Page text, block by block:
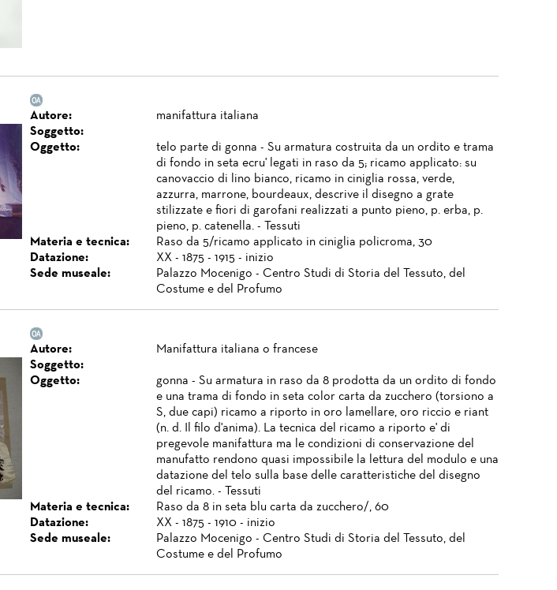
Autore:
manifattura italiana
Soggetto:
Oggetto:
telo parte di gonna - Su armatura costruita da un ordito e trama
di fondo in seta ecru' legati in raso da 5; ricamo applicato: su
canovaccio di lino bianco, ricamo in ciniglia rossa, verde,
azzurra, marrone, bourdeaux, descrive il disegno a grate
stilizzate e fiori di garofani realizzati a punto pieno, p. erba, p.
pieno, p. catenella. - Tessuti
Materia e tecnica:
Raso da 5/ricamo applicato in ciniglia policroma, 30
Datazione:
XX - 1875 - 1915 - inizio
Sede museale:
Palazzo Mocenigo - Centro Studi di Storia del Tessuto, del
Costume e del Profumo
Autore:
Manifattura italiana o francese
Soggetto:
Oggetto:
gonna - Su armatura in raso da 8 prodotta da un ordito di fondo
e una trama di fondo in seta color carta da zucchero (torsiono a
S, due capi) ricamo a riporto in oro lamellare, oro riccio e riant
(n. d. Il filo d'anima). La tecnica del ricamo a riporto e' di
pregevole manifattura ma le condizioni di conservazione del
manufatto rendono quasi impossibile la lettura del modulo e una
datazione del telo sulla base delle caratteristiche del disegno
del ricamo. - Tessuti
Materia e tecnica:
Raso da 8 in seta blu carta da zucchero/, 60
Datazione:
XX - 1875 - 1910 - inizio
Sede museale:
Palazzo Mocenigo - Centro Studi di Storia del Tessuto, del
Costume e del Profumo